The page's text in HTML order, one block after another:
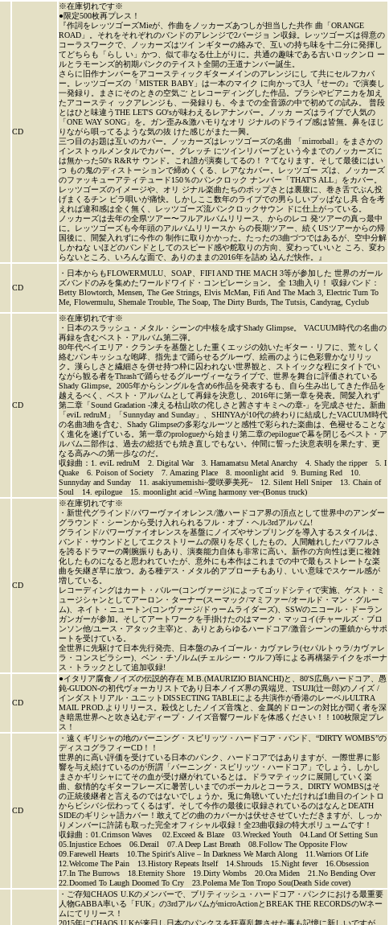
CD
※在庫切れです※
●限定500枚再プレス！
『作詞をレッツゴーズMieが、作曲をノッカーズあつしが担当した共作 曲「ORANGE
ROAD」。それをそれぞれのバンドのアレンジで2バージョ ン収録。レッツゴーズは得意の
コーラスワークで、ノッカーズはツイ ンギターの絡みで、互いの持ち味を十二分に発揮し
てどちらも「らし い」かつ、似て非なる仕上がりに。共通の趣味である古いロックンロ ー
ルとラモーンズ的初期パンクのテイスト全開の王道ナンバー誕生。
さらに旧作ナンバーをアコースティックギターメインのアレンジにし て共にセルフカバ
ー。レッツゴーズの「MISTER BABY」は一本のマイク に向かって3人『せーの』で演奏し
一発録り。まさにそのときの空気ご とレコーディングした作品。ブラシやピアニカを加え
たアコースティ ックアレンジも、一発録りも、今までの全音源の中で初めての試み。 普段
とはひと味違うTHE LET'S GO'sが味わえるレアナンバー。ノッカ ーズはライブで人気の
「ONE WAY SONG」を。ガン歪み&激ハモりなオリ ジナルのドライブ感は皆無。鼻をほじ
りながら唄ってるような気の抜 けた感じがまた一興。
三つ目のお題は互いのカバー。ノッカーズはレッツゴーズの名曲 「mirrorball」をまさかの
インストゥルメンタルでカバー。グレッチ にツインリバーブという今までのノッカーズに
は無かった50's R&Rサ ウンド。これ誰が演奏してるの！？てなります。そして最後にはい
つ もの鬼のディストーションで締めくくる、レアなカバー。レッツゴー ズは、ノッカーズ
のファッキューアティテュード150％のパンクロック ナンバー「THAT'S ALL」をカバー。
レッツゴーズのイメージや、オリ ジナル楽曲たちのポップさとは裏腹に、巻き舌でぶん投
げまくるチン ピラ唄いが痛快。しかしここ数年のライブでの男らしいブッぱなし具 合を考
えれば違和感は全く無く、レッツゴーズ流パンクロックサウン ドに仕上がっている。
ノッカーズは去年の全県ツアー〜フルアルバムリリース、からのレコ 発ツアーの真っ最中
に。レッツゴーズも今年頭のアルバムリリースか らの長期ツアー、続くUSツアーからの帰
国後に、間髪入れずに今作の 制作に取りかかった。たったの3曲づつではあるが、空中分解
しかねな いほどのバンドとしてのスピード感や舵取りの方向、変わっていいと ころ、変わ
らないところ、いろんな面で、ありのままの2016年を詰め 込んだ快作。』
CD
・日本からもFLOWERMULU、SOAP、FIFI AND THE MACH 3等が参加した 世界のガール
ズバンドのみを集めたワールドワイド・コンピレーション。 全 13曲入り！ 収録バンド：
Betty Blowtorch, Mensen, The Gee Strings, Elvis McMan, Fifi And The Mach 3, Electric Turn To
Me, Flowermulu, Shemale Trouble, The Soap, The Dirty Burds, The Tutsis, Candyrag, Cyclub
CD
※在庫切れです※
・日本のスラッシュ・メタル・シーンの中核を成すShady Glimpse。 VACUUM時代の名曲の
再録を含むベスト・アルバム第二弾。
80年代ベイエリア・クランチを基盤とした重くエッジの効いたギター・リフに、荒々しく
絡むパンキッシュな咆哮、指先まで踊らせるグルーヴ、絵画のように色彩豊かなリリッ
ク。漢らしさと繊細さを併せ持つ枠に囚われない世界観と、ストイックな程にタイトでい
ながら観る者をThrashで踊らせるグルーヴィーなライブで、世界を舞台に評価されている
Shady Glimpse。2005年からシングルを含め6作品を発表するも、自ら生み出してきた作品を
越えるべく、ベスト・アルバムとして再録を決意し、2016年に第一章を発表。間髪入れず
第二章「Sound Gradation -凍える枯山吹の侘しさと茜さすキミへの章-」を完成させた。新曲
「eviL redruM」「Sunnyday and Sunday」、SHINYAが10代の終わりに結成したVACUUM時代
の名曲3曲を含む、Shady Glimpseの多彩なルーツと感性で彩られた楽曲は、色褪せることな
く進化を遂げている。第一章のprologueから始まり第二章のepilogueで幕を閉じるベスト・ア
ルバム二部作は、過去の総括でも焼き直しでもない。仲間に誓った決意表明を果たす、更
なる高みへの第一歩なのだ。
収録曲：1. eviL redruM 2. Digital War 3. Hamamatsu Metal Anarchy 4. Shady the ripper 5. I
Quake 6. Poison of Society 7. Amazing Place 8. moonlight acid 9. Burning Red 10.
Sunnyday and Sunday 11. asakiyumemishi~愛咲夢美死~ 12. Silent Hell Sniper 13. Chain of
Soul 14. epilogue 15. moonlight acid ~Wing harmony ver~(Bonus truck)
CD
※在庫切れです※
・新世代グラインド/パワーヴァイオレンス/激ハードコア界の頂点として世界中のアンダー
グラウンド・シーンから受け入れられるフル・オブ・ヘル3rdアルバム!
グラインド/パワーヴァイオレンスを基盤にノイズやサンプリングを導入するスタイルは、
バンド・サウンドとしてエクストリームの限りを尽くしたもの。人間離れしたパワフルさ
を誇るドラマーの剛腕振りもあり、演奏能力自体も非常に高い。新作の方向性は更に複雑
化したものになると思われていたが、意外にも本作はこれまでの中で最もストレートな楽
曲を矢継ぎ早に放つ。ある種デス・メタル的アプローチもあり、いい意味でスケール感が
増している。
レコーディングはカート・バルー(コンヴァージ)によってゴッドシティで実施、ゲスト・ミ
ュージシャンとしてアーロン・ターナー(スーマック/マミファー/オールド・マン・グルー
ム)、ネイト・ニュートン(コンヴァージ/ドゥームライダーズ)、SSWのニコール・ドーラン
ガンガーが参加。そしてアートワークを手掛けたのはマーク・マッコイ(チャールズ・ブロ
ンソン他/ユース・アタック主宰)と、ありとあらゆるハードコア/激音シーンの重鎮からサポ
ートを受けている。
全世界に先駆けて日本先行発売、日本盤のみイゴール・カヴァレラ(セパルトゥラ/カヴァレ
ラ・コンスピラシー)、ベン・チゾルム(チェルシー・ウルフ)等による再構築テイクをボーナ
ス・トラックとして追加収録!
CD
●イタリア腐食ノイズの伝説的存在 M.B.(MAURIZIO BIANCHI)と、80'S広島ハードコア、愚
鈍-GUDON-の初代ヴォーカリストであり日本ノイズ界の異端児、TSUJI(辻一郎)のノイズ /
インダストリアル・ユニットDISSECTING TABLEによる共演作が香港のレーベルULTRA
MAIL PROD.よりリリース。殺伐としたノイズ音塊と、金属的ドローンの対比が聞く者を深
き暗黒世界へと吹き込むディープ・ノイズ音響ワールドを体感ください！！100枚限定プレ
ス！
CD
・遠くギリシャの地のバーニング・スピリッツ・ハードコア・バンド、“DIRTY WOMBS”の
ディスコグラフィーCD！！
世界的に高い評価を受けている日本のパンク、ハードコアではありますが、一際世界に影
響を与え続けているのが所謂「バーニング・スピリッツ・ハードコア」でしょう。しかし
まさかギリシャにてその血が受け継がれているとは。ドラマティックに展開していく楽
曲、叙情的なギターフレーズに暑苦しいまでのボーカルとコーラス。DIRTY WOMBSはそ
の正統後継者と言えるのではないでしょうか。兎に角聴いていただければ1曲目のイントロ
からビシバシ伝わってくるはず。そして今作の最後に収録されているのはなんとDEATH
SIDEのギリシャ語カバー！敢えてどの曲のカバーかは伏せさせていただきますが、しっか
りメンバーに許諾も取った完全オフィシャル収録！全23曲収録の特大ボリュームです！
収録曲：01.Crimson Waves 02.Exceed & Blaze 03.Wrecked Youth 04.Land Of Setting Sun
05.Injustice Echoes 06.Derail 07.A Deep Last Breath 08.Follow The Opposite Flow
09.Farewell Hearts 10.The Spirit's Alive – In Darkness We March Along 11.Warriors Of Life
12.Welcome The Pain 13.History Repeats Itself 14.Shrouds 15.Night fever 16.Obsession
17.In The Burrows 18.Eternity Shore 19.Dirty Wombs 20.Ora Miden 21.No Bending Over
22.Doomed To Laugh Doomed To Cry 23.Polema Me Ton Tropo Sou(Death Side cover)
・ご存知CHAOS U.Kのメンバーで、ブリティッシュ・ハードコア・パンクにおける最重要
人物GABBA率いる「FUK」の3rdアルバムがmicroActionとBREAK THE RECORDSのWネー
ムにてリリース！
2015年にCHAOS U.Kが来日し日本のパンクスを狂喜乱舞させた事も記憶に新しいですが、